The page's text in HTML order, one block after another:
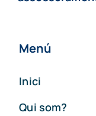
Menú
Inici
Qui som?